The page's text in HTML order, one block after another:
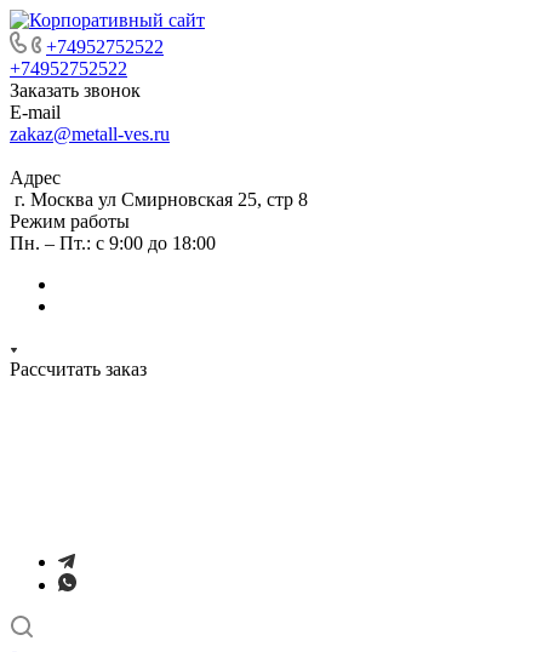
+74952752522
+74952752522
Заказать звонок
E-mail
zakaz@metall-ves.ru
Адрес
г. Москва ул Смирновская 25, стр 8
Режим работы
Пн. – Пт.: с 9:00 до 18:00
Рассчитать заказ